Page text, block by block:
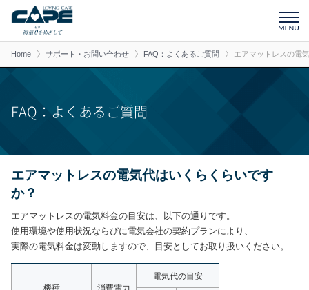
Home サポート・お問い合わせ FAQ：よくあるご質問 エアマットレスの電
FAQ：よくあるご質問
エアマットレスの電気代はいくらくらいです
か？
エアマットレスの電気料金の目安は、以下の通りです。
使用環境や使用状況ならびに電気会社の契約プランにより、
実際の電気料金は変動しますので、目安としてお取り扱いください。
機種 消費電力
電気代の目安